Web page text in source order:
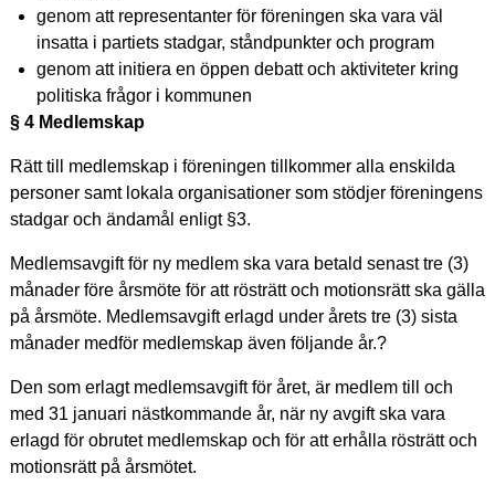
genom att representanter för föreningen ska vara väl
insatta i partiets stadgar, ståndpunkter och program
genom att initiera en öppen debatt och aktiviteter kring
politiska frågor i kommunen
§ 4 Medlemskap
Rätt till medlemskap i föreningen tillkommer alla enskilda
personer samt lokala organisationer som stödjer föreningens
stadgar och ändamål enligt §3.
Medlemsavgift för ny medlem ska vara betald senast tre (3)
månader före årsmöte för att rösträtt och motionsrätt ska gälla
på årsmöte. Medlemsavgift erlagd under årets tre (3) sista
månader medför medlemskap även följande år.?
Den som erlagt medlemsavgift för året, är medlem till och
med 31 januari nästkommande år, när ny avgift ska vara
erlagd för obrutet medlemskap och för att erhålla rösträtt och
motionsrätt på årsmötet.